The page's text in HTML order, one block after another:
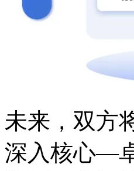
未来，
深入核心—卓